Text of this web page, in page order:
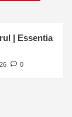
| Essentia
0